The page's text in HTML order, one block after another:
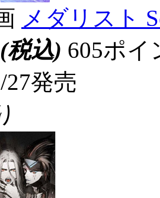
メダリスト
(税込) 605ポ
27発売